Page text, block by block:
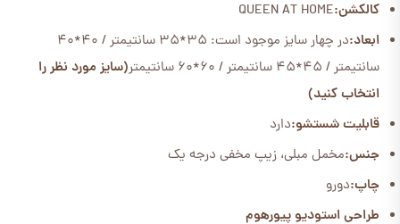
کالکشن:QUEEN AT HOME
ابعاد:
در چهار سایز موجود است: 35*35 سانتیمتر / 40*40
سانتیمتر / 45*45 سانتیمتر / 60*60 سانتیمتر
(سایز مورد نظر را
انتخاب کنید)
قابلیت شستشو:دارد
جنس:مخمل مبلی، زیپ مخفی درجه یک
چاپ:دورو
طراحی استودیو پیورهوم